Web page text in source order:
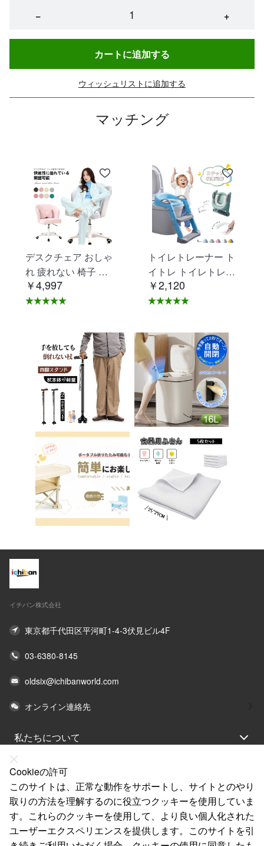
− +
カートに追加する
ウィッシュリストに追加する
マッチング
デスクチェア おしゃ
れ 疲れない 椅子 白
ホワイト デスクチェ
ア 疲れにくい 学習椅
学習チェア オフィス
チェア パソコンチェ
ア ベロア調 インテリ
ア 椅子 イス 在宅ワ
ーク アシェル ブリリ
アント C-56
￥4,997
トイレトレーナー ト
イトレ トイレトレー
ニング トイレ 練習
折りたたみ おまる 補
供用 便座 トイレ補助
踏み台 男の子 女の子
子供 子ども トイトレ
送料無料 ステップ ス
テップ台 トイレ D-2
8
￥2,120
イチバン株式会社
東京都千代田区平河町1-4-3伏見ビル4F
03-6380-8145
oldsix@ichibanworld.com
オンライン連絡先
私たちについて
法律声明
ヘルプ
サービス
リンク
Cookieの許可
このサイトは、正常な動作をサポートし、サイトとのやり
取りの方法を理解するのに役立つクッキーを使用していま
す。これらのクッキーを使用して、より良い個人化された
ユーザーエクスペリエンスを提供します。このサイトを引